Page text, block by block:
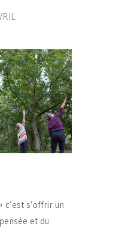
s’offrir un
et du